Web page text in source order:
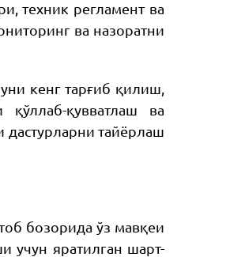
техник регламент ва
ва назоратни
кенг тарғиб қилиш,
қувватлаш ва
тайёрлаш
бозорида ўз мавқеи
учун яратилган шарт-